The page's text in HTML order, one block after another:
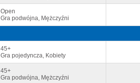
Open
Gra podwójna, Mężczyźni
45+
Gra pojedyncza, Kobiety
45+
Gra podwójna, Mężczyźni